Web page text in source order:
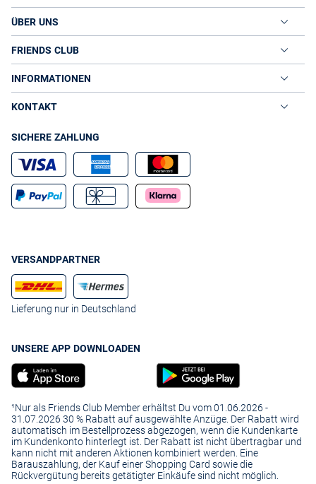
ÜBER UNS
FRIENDS CLUB
INFORMATIONEN
KONTAKT
SICHERE ZAHLUNG
VERSANDPARTNER
Lieferung nur in Deutschland
UNSERE APP DOWNLOADEN
¹Nur als Friends Club Member erhältst Du vom 01.06.2026 -
31.07.2026 30 % Rabatt auf ausgewählte Anzüge. Der Rabatt wird
automatisch im Bestellprozess abgezogen, wenn die Kundenkarte
im Kundenkonto hinterlegt ist. Der Rabatt ist nicht übertragbar und
kann nicht mit anderen Aktionen kombiniert werden. Eine
Barauszahlung, der Kauf einer Shopping Card sowie die
Rückvergütung bereits getätigter Einkäufe sind nicht möglich.